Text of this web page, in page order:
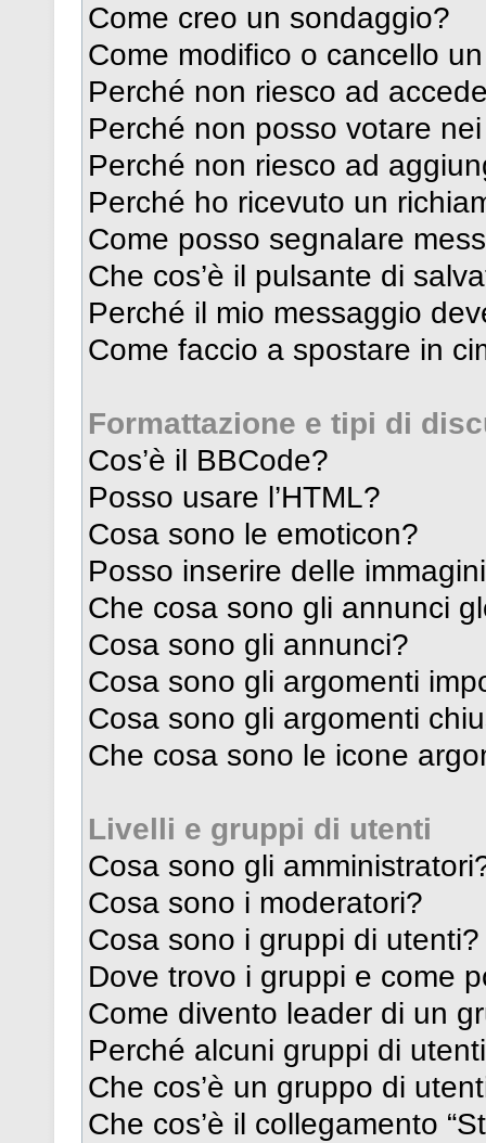
Come creo un sondaggio?
Come modifico o cancello
Perché non riesco ad
Perché non posso votare
Perché non riesco ad
Perché ho ricevuto un
Come posso segnalare
Che cos’è il pulsante di
Perché il mio messaggio
Come faccio a spostare in
Formattazione e tipi di
Cos’è il BBCode?
Posso usare l’HTML?
Cosa sono le emoticon?
Posso inserire delle
Che cosa sono gli annunci
Cosa sono gli annunci?
Cosa sono gli argomenti
Cosa sono gli argomenti
Che cosa sono le icone
Livelli e gruppi di utenti
Cosa sono gli
Cosa sono i moderatori?
Cosa sono i gruppi di utenti?
Dove trovo i gruppi e come
Come divento leader di un
Perché alcuni gruppi di
Che cos’è un gruppo di
Che cos’è il collegamento